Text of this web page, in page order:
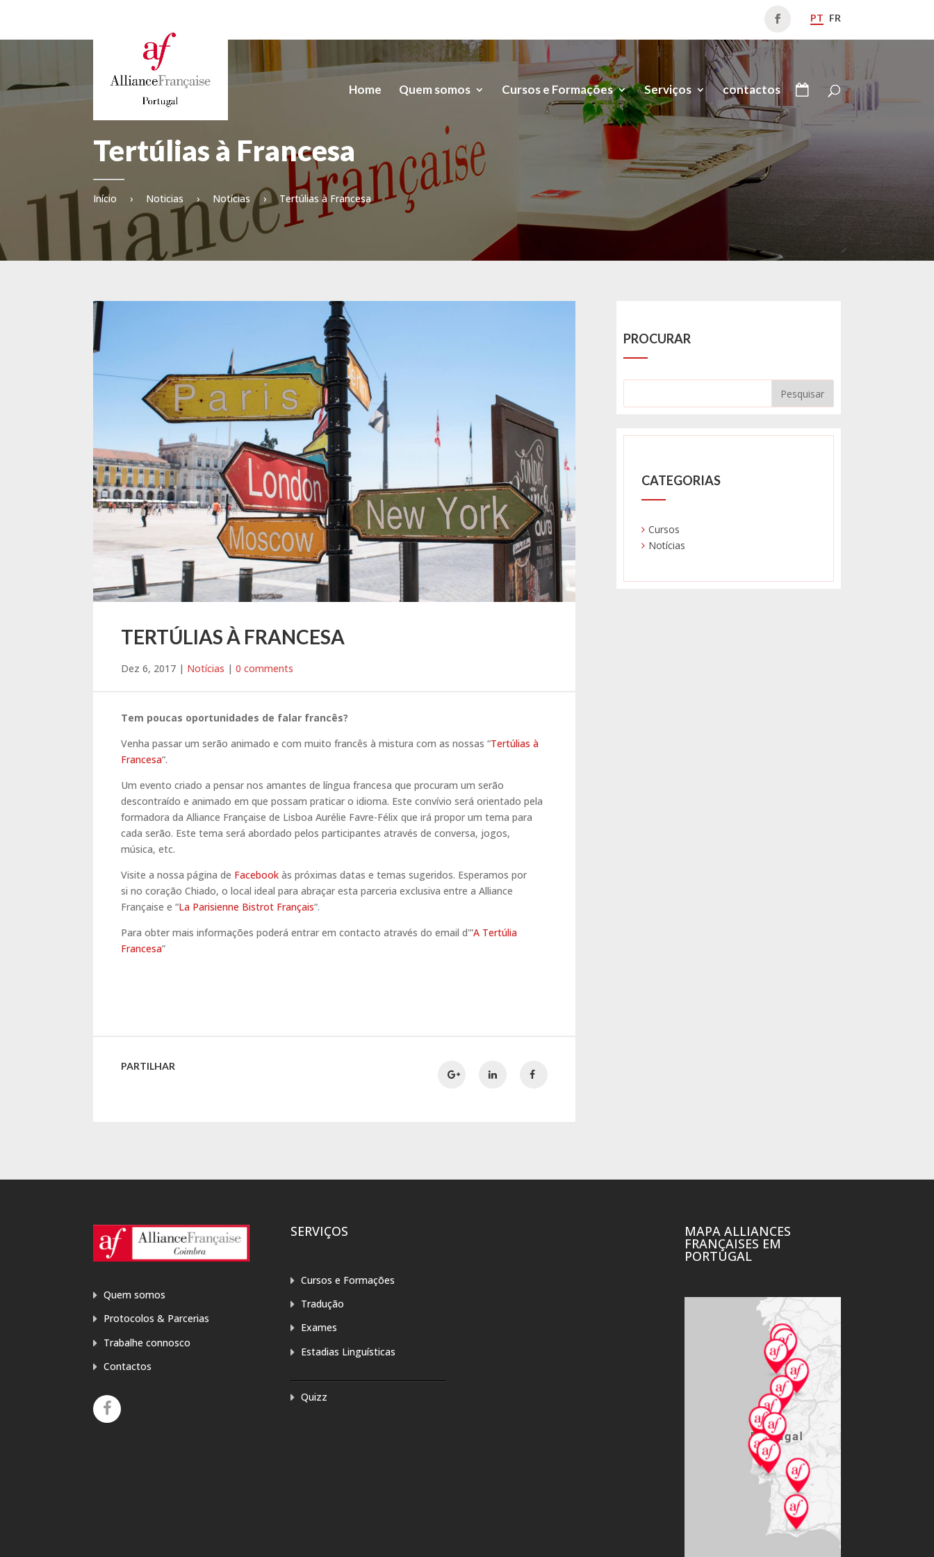
PT FR
Home Quem somos Cursos e Formações Serviços contactos
Tertúlias à Francesa
Início › Noticias › Notícias › Tertúlias à Francesa
TERTÚLIAS À FRANCESA
Dez 6, 2017 | Notícias |0 comments
Tem poucas oportunidades de falar francês?
Venha passar um serão animado e com muito francês à mistura com as nossas “Tertúlias à
Francesa“.
Um evento criado a pensar nos amantes de língua francesa que procuram um serão
descontraído e animado em que possam praticar o idioma. Este convívio será orientado pela
formadora da Alliance Française de Lisboa Aurélie Favre-Félix que irá propor um tema para
cada serão. Este tema será abordado pelos participantes através de conversa, jogos,
música, etc.
Visite a nossa página de Facebook às próximas datas e temas sugeridos. Esperamos por
si no coração Chiado, o local ideal para abraçar esta parceria exclusiva entre a Alliance
Française e “La Parisienne Bistrot Français“.
Para obter mais informações poderá entrar em contacto através do email d'”A Tertúlia
Francesa”
PARTILHAR
PROCURAR
CATEGORIAS
Cursos
Notícias
Quem somos
Protocolos & Parcerias
Trabalhe connosco
Contactos
SERVIÇOS
Cursos e Formações
Tradução
Exames
Estadias Linguísticas
Quizz
MAPA ALLIANCES
FRANÇAISES EM
PORTUGAL